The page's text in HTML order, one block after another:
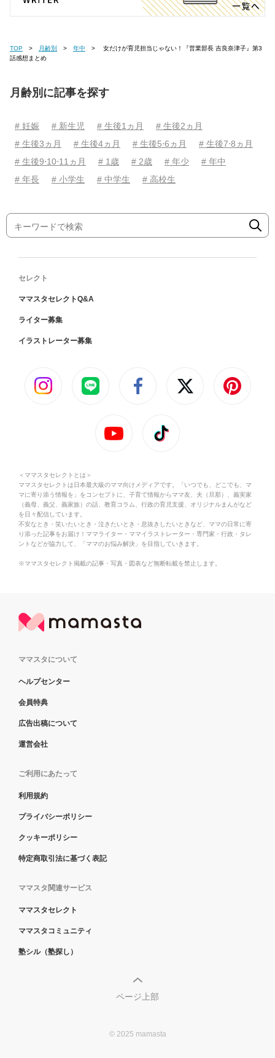
TOP 月齢別 年中
話感想まとめ
月齢別に記事を探す
# 妊娠 # 新生児 # 生後1ヵ月
# 生後2ヵ月
# 生後3ヵ月
# 生後4ヵ月 # 生後5⋅6ヵ月
# 生後7⋅8ヵ月
# 生後9⋅10⋅11ヵ月
# 1歳 # 2歳 # 年少
# 年中
# 年長
# 小学生 # 中学生 # 高校生
セレクト
ママスタセレクトQ&A
ライター募集
イラストレーター募集
＜ママスタセレクトとは＞
ママスタセレクトは日本最大級のママ向けメディアです。「いつでも、どこでも、マ
マに寄り添う情報を」をコンセプトに、子育て情報からママ友、夫（旦那）、義実家
（義母、義父、義家族）の話、教育コラム、行政の育児支援、オリジナルまんがなど
を日々配信しています。
不安なとき・笑いたいとき・泣きたいとき・息抜きしたいときなど、ママの日常に寄
り添った記事をお届け！ママライター・ママイラストレーター・専門家・行政・タレ
ントなどが協力して、「ママのお悩み解決」を目指していきます。
※ママスタセレクト掲載の記事・写真・図表など無断転載を禁止します。
ママスタについて
ヘルプセンター
会員特典
広告出稿について
運営会社
ご利用にあたって
利用規約
プライバシーポリシー
クッキーポリシー
特定商取引法に基づく表記
ママスタ関連サービス
ママスタセレクト
ママスタコミュニティ
塾シル（塾探し）
ページ上部
© 2025 mamasta